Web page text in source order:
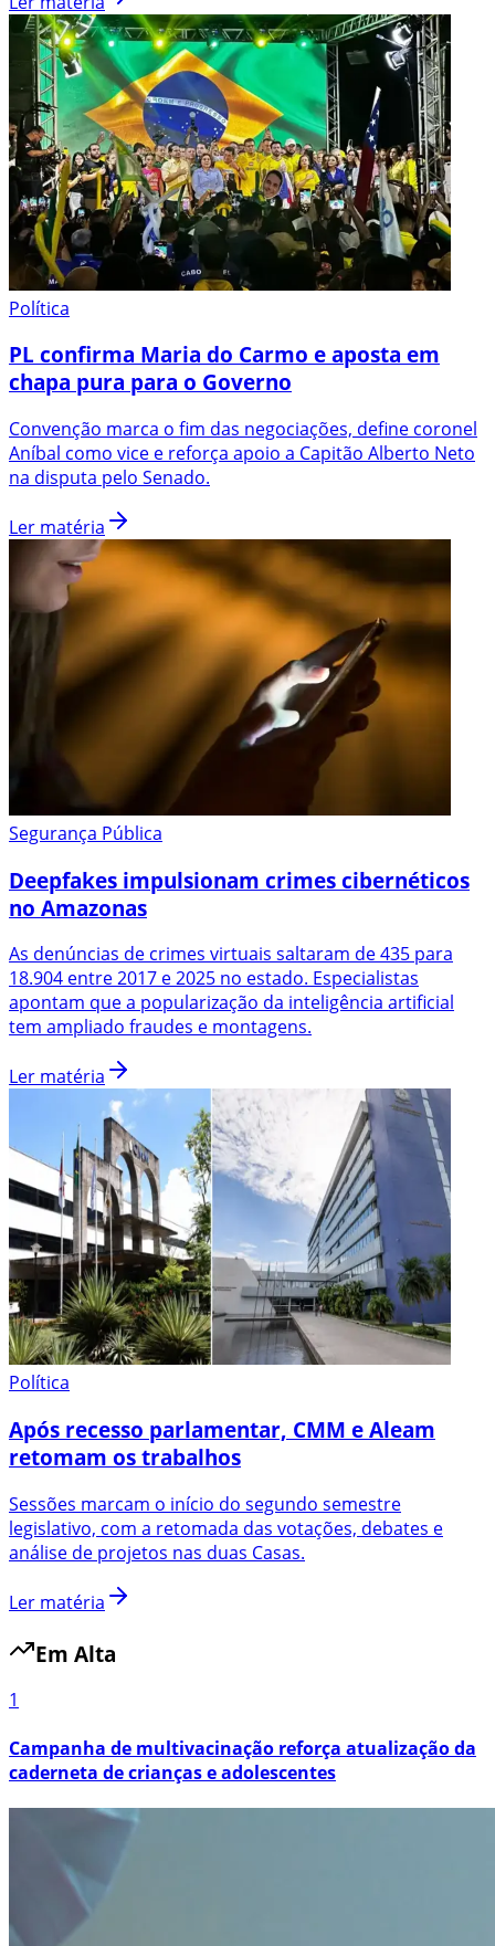
Política
PL confirma Maria do Carmo e aposta em
chapa pura para o Governo
Convenção marca o fim das negociações, define coronel
Aníbal como vice e reforça apoio a Capitão Alberto Neto
na disputa pelo Senado.
Ler matéria
Segurança Pública
Deepfakes impulsionam crimes cibernéticos
no Amazonas
As denúncias de crimes virtuais saltaram de 435 para
18.904 entre 2017 e 2025 no estado. Especialistas
apontam que a popularização da inteligência artificial
tem ampliado fraudes e montagens.
Ler matéria
Política
Após recesso parlamentar, CMM e Aleam
retomam os trabalhos
Sessões marcam o início do segundo semestre
legislativo, com a retomada das votações, debates e
análise de projetos nas duas Casas.
Ler matéria
Em Alta
1
Campanha de multivacinação reforça atualização da
caderneta de crianças e adolescentes